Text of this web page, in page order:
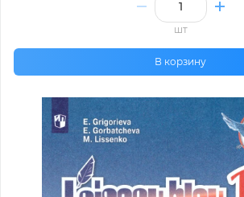
шт
В корзину